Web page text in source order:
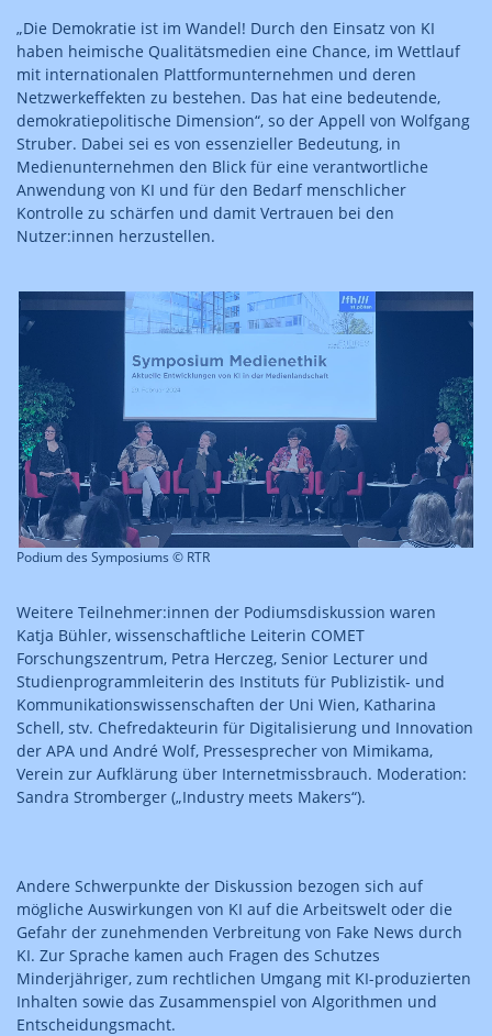
„Die Demokratie ist im Wandel! Durch den Einsatz von KI
haben heimische Qualitätsmedien eine Chance, im Wettlauf
mit internationalen Plattformunternehmen und deren
Netzwerkeffekten zu bestehen. Das hat eine bedeutende,
demokratiepolitische Dimension“, so der Appell von Wolfgang
Struber. Dabei sei es von essenzieller Bedeutung, in
Medienunternehmen den Blick für eine verantwortliche
Anwendung von KI und für den Bedarf menschlicher
Kontrolle zu schärfen und damit Vertrauen bei den
Nutzer:innen herzustellen.
Podium des Symposiums © RTR
Weitere Teilnehmer:innen der Podiumsdiskussion waren
Katja Bühler, wissenschaftliche Leiterin COMET
Forschungszentrum, Petra Herczeg, Senior Lecturer und
Studienprogrammleiterin des Instituts für Publizistik- und
Kommunikationswissenschaften der Uni Wien, Katharina
Schell, stv. Chefredakteurin für Digitalisierung und Innovation
der APA und André Wolf, Pressesprecher von Mimikama,
Verein zur Aufklärung über Internetmissbrauch. Moderation:
Sandra Stromberger („Industry meets Makers“).
Andere Schwerpunkte der Diskussion bezogen sich auf
mögliche Auswirkungen von KI auf die Arbeitswelt oder die
Gefahr der zunehmenden Verbreitung von Fake News durch
KI. Zur Sprache kamen auch Fragen des Schutzes
Minderjähriger, zum rechtlichen Umgang mit KI-produzierten
Inhalten sowie das Zusammenspiel von Algorithmen und
Entscheidungsmacht.